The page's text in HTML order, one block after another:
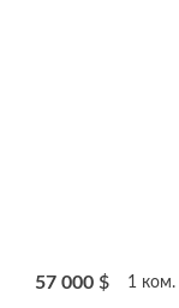
57 000 $ 1 ком.